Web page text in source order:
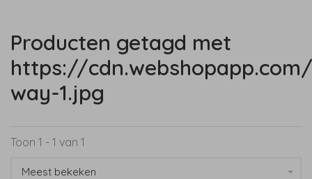
Producten getagd met
https://
way-1.jpg
Toon 1 - 1 van 1
Meest bekeken